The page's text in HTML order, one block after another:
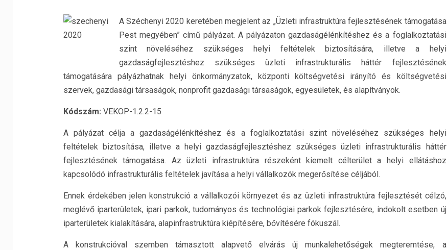
A Széchenyi 2020 keretében megjelent az „Üzleti infrastruktúra fejlesztésének támogatása
Pest megyében” című pályázat. A pályázaton gazdaságélénkítéshez és a foglalkoztatási
szint növeléséhez szükséges helyi feltételek biztosítására, illetve a helyi
gazdaságfejlesztéshez szükséges üzleti infrastrukturális háttér fejlesztésének
támogatására pályázhatnak helyi önkormányzatok, központi költségvetési irányító és költségvetési
szervek, gazdasági társaságok, nonprofit gazdasági társaságok, egyesületek, és alapítványok.
Kódszám: VEKOP-1.2.2-15
A pályázat célja a gazdaságélénkítéshez és a foglalkoztatási szint növeléséhez szükséges helyi
feltételek biztosítása, illetve a helyi gazdaságfejlesztéshez szükséges üzleti infrastrukturális háttér
fejlesztésének támogatása. Az üzleti infrastruktúra részeként kiemelt célterület a helyi ellátáshoz
kapcsolódó infrastrukturális feltételek javítása a helyi vállalkozók megerősítése céljából.
Ennek érdekében jelen konstrukció a vállalkozói környezet és az üzleti infrastruktúra fejlesztését célzó,
meglévő iparterületek, ipari parkok, tudományos és technológiai parkok fejlesztésére, indokolt esetben új
iparterületek kialakítására, alapinfrastruktúra kiépítésére, bővítésére fókuszál.
A konstrukcióval szemben támasztott alapvető elvárás új munkalehetőségek megteremtése, a